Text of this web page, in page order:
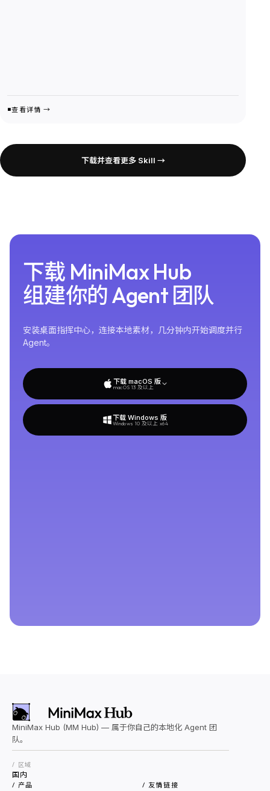
查看详情 →
下载并查看更多 Skill →
下载 MiniMax Hub 组建你
下载 MiniMaxHub
组建你的Agent 团 队
安装桌面指挥中心，连接本地素材，几分钟内开始调度并行
Agent。
下载 macOS 版
macOS 13 及以上
下载 Windows 版
Windows 10 及以上 x64
MiniMax Hub (MM Hub) — 属于你自己的本地化 Agent 团
队。
/ 区域
国内
/ 产品 / 友情链接